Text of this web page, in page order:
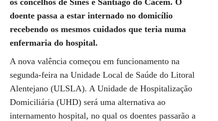
os concelhos de Sines e Santiago do Cacém. O
doente passa a estar internado no domicílio
recebendo os mesmos cuidados que teria numa
enfermaria do hospital.
A nova valência começou em funcionamento na
segunda-feira na Unidade Local de Saúde do Litoral
Alentejano (ULSLA). A Unidade de Hospitalização
Domiciliária (UHD) será uma alternativa ao
internamento hospital, no qual os doentes passarão a